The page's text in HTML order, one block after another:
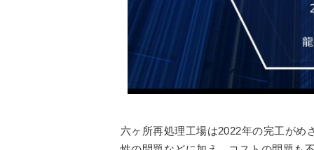
六ヶ所再処理工場は2022年の完工がめ